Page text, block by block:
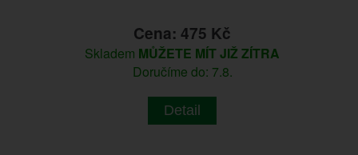
Cena: 475 Kč
Skladem MŮŽETE MÍT JIŽ ZÍTRA
Doručíme do: 7.8.
Detail